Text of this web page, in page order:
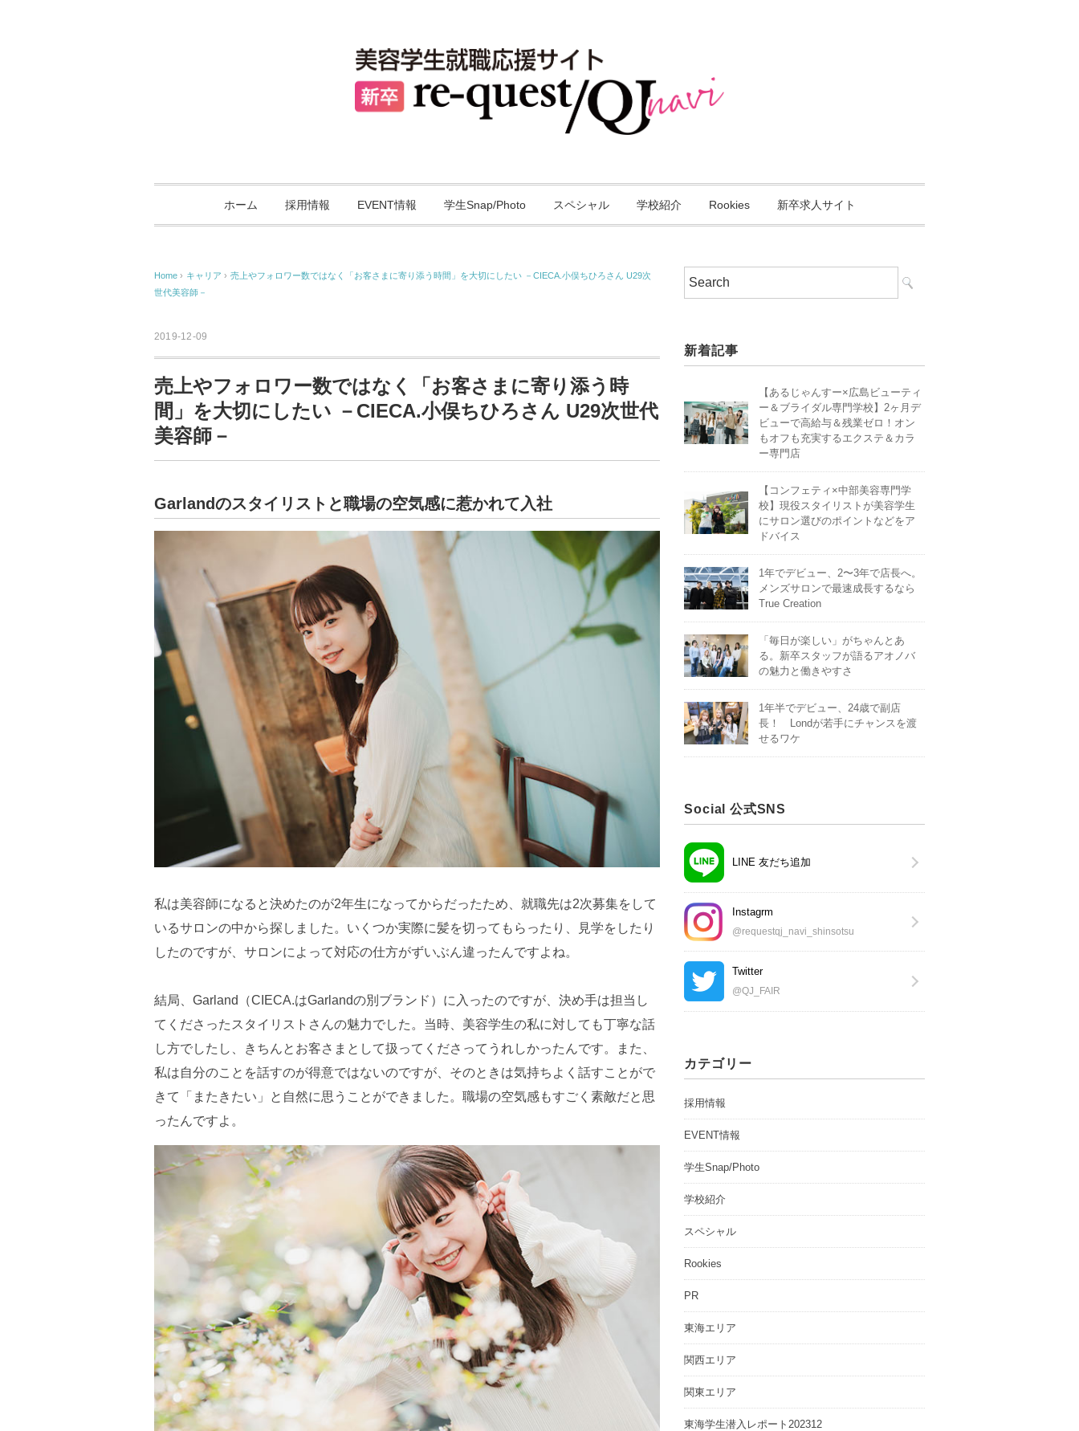
ホーム 採用情報 EVENT情報 学生Snap/Photo スペシャル 学校紹介 Rookies 新卒求人サイト
Home › キャリア › 売上やフォロワー数ではなく「お客さまに寄り添う時間」を大切にしたい －CIECA.小俣ちひろさん U29次
世代美容師－
2019-12-09
売上やフォロワー数ではなく「お客さまに寄り添う時
間」を大切にしたい －CIECA.小俣ちひろさん U29次世代
美容師－
Garlandのスタイリストと職場の空気感に惹かれて入社
私は美容師になると決めたのが2年生になってからだったため、就職先は2次募集をして
いるサロンの中から探しました。いくつか実際に髪を切ってもらったり、見学をしたり
したのですが、サロンによって対応の仕方がずいぶん違ったんですよね。
結局、Garland（CIECA.はGarlandの別ブランド）に入ったのですが、決め手は担当し
てくださったスタイリストさんの魅力でした。当時、美容学生の私に対しても丁寧な話
し方でしたし、きちんとお客さまとして扱ってくださってうれしかったんです。また、
私は自分のことを話すのが得意ではないのですが、そのときは気持ちよく話すことがで
きて「またきたい」と自然に思うことができました。職場の空気感もすごく素敵だと思
ったんですよ。
新着記事
【あるじゃんすー×広島ビューティ
ー＆ブライダル専門学校】2ヶ月デ
ビューで高給与＆残業ゼロ！オン
もオフも充実するエクステ＆カラ
ー専門店
【コンフェティ×中部美容専門学
校】現役スタイリストが美容学生
にサロン選びのポイントなどをア
ドバイス
1年でデビュー、2〜3年で店長へ。
メンズサロンで最速成長するなら
True Creation
「毎日が楽しい」がちゃんとあ
る。新卒スタッフが語るアオノバ
の魅力と働きやすさ
1年半でデビュー、24歳で副店
長！ Londが若手にチャンスを渡
せるワケ
Social 公式SNS
LINE 友だち追加
Instagrm
@requestqj_navi_shinsotsu
Twitter
@QJ_FAIR
カテゴリー
採用情報
EVENT情報
学生Snap/Photo
学校紹介
スペシャル
Rookies
PR
東海エリア
関西エリア
関東エリア
東海学生潜入レポート202312